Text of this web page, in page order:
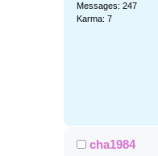
Messages: 247
Karma: 7
cha1984